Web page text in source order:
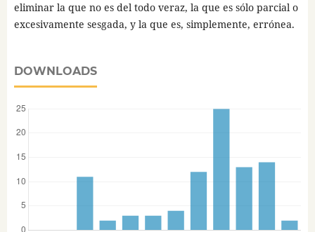
eliminar la que no es del todo veraz, la que es sólo parcial o
excesivamente sesgada, y la que es, simplemente, errónea.
DOWNLOADS